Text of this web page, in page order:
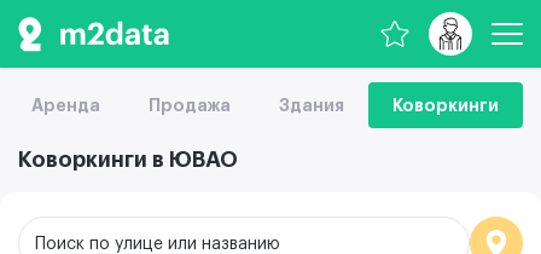
Аренда Продажа Здания Коворкинги
Коворкинги в ЮВАО
Поиск по улице или названию